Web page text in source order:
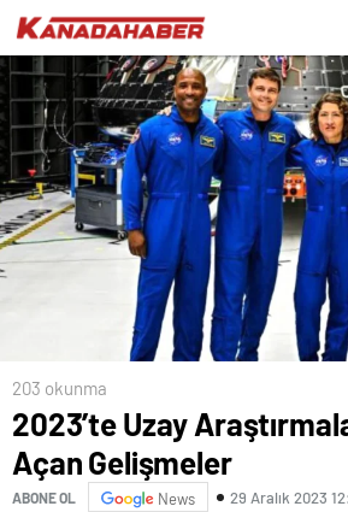
203 okunma
2023’te Uzay
Açan Gelişmeler
ABONE OL News 29 Aralık 2023